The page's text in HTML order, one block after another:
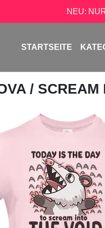
NEU:
STARTSEITE
/ SCREAM